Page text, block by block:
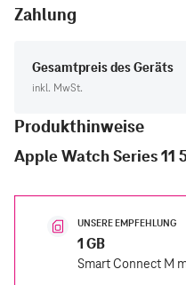
Zahlung
Gesamtpreis des Geräts
inkl. MwSt.
Produkthinweise
Apple Watch Series 11
UNSERE EMPFEHLUNG
1 GB
Smart Connect M